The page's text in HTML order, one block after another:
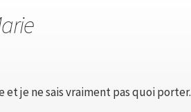
et je ne sais vraiment pas quoi porter.